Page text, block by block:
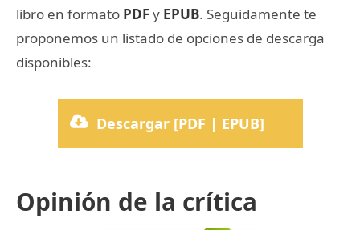
libro en formato PDFy EPUB. Seguidamente te
proponemos un listado de opciones de descarga
disponibles:
Descargar [PDF | EPUB]
Opinión de la crítica